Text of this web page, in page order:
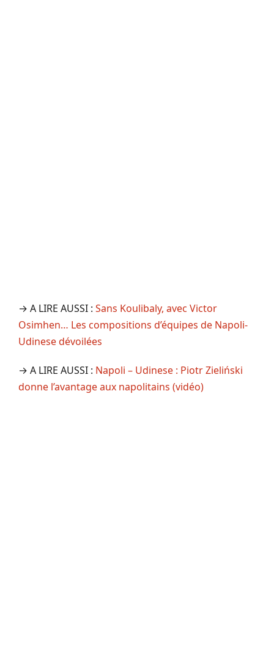
→ A LIRE AUSSI : Sans Koulibaly, avec Victor
Osimhen… Les compositions d’équipes de Napoli-
Udinese dévoilées
→ A LIRE AUSSI : Napoli – Udinese : Piotr Zieliński
donne l’avantage aux napolitains (vidéo)